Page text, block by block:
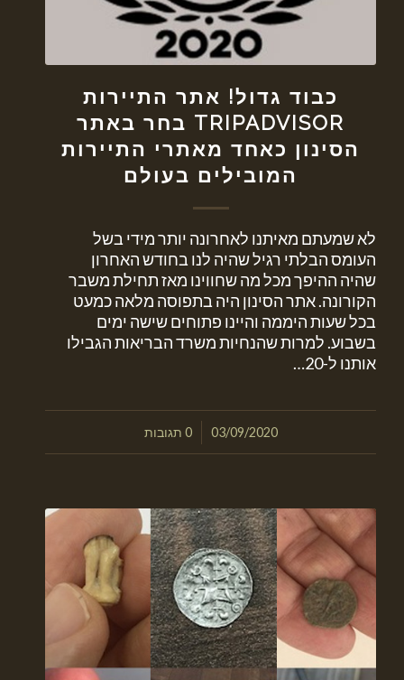
כבוד גדול! אתר התיירות
TRIPADVISOR בחר באתר
הסינון כאחד מאתרי התיירות
המובילים בעולם
לא שמעתם מאיתנו לאחרונה יותר מידי בשל
העומס הבלתי רגיל שהיה לנו בחודש האחרון
שהיה ההיפך מכל מה שחווינו מאז תחילת משבר
הקורונה. אתר הסינון היה בתפוסה מלאה כמעט
בכל שעות היממה והיינו פתוחים שישה ימים
בשבוע. למרות שהנחיות משרד הבריאות הגבילו
אותנו ל-20…
03/09/2020
/ 0 תגובות